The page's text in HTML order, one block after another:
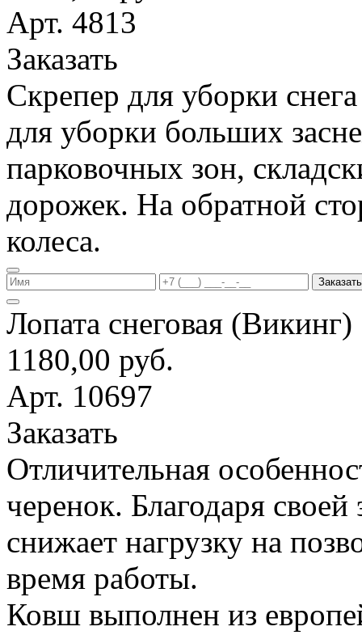
Арт. 4813
Заказать
Скрепер для уборки
для уборки больших
парковочных зон,
дорожек. На обратной
колеса.
Заказать
Лопата снеговая
1180,00 руб.
Арт. 10697
Заказать
Отличительная
черенок. Благодаря
снижает нагрузку на
время работы.
Ковш выполнен из